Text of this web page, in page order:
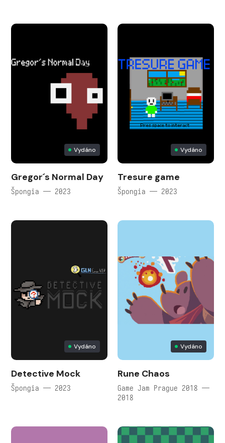
Vydáno
Gregor´s Normal Day
Špongia — 2023
Vydáno
Tresure game
Špongia — 2023
Vydáno
Detective Mock
Špongia — 2023
Vydáno
Rune Chaos
Game Jam Prague 2018 —
2018